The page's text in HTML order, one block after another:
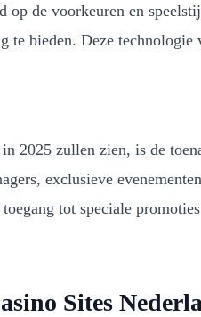
op de voorkeuren en
te bieden. Deze
2025 zullen zien, is de
exclusieve
tot speciale
Sites